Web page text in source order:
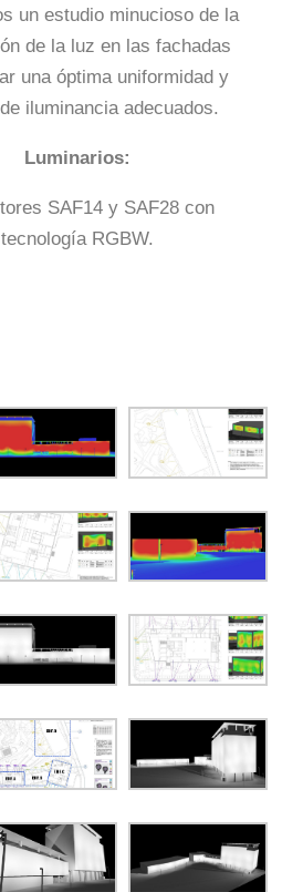
un estudio minucioso de la
de la luz en las fachadas
una óptima uniformidad y
iluminancia adecuados.
Luminarios:
SAF14 y SAF28 con
tecnología RGBW.